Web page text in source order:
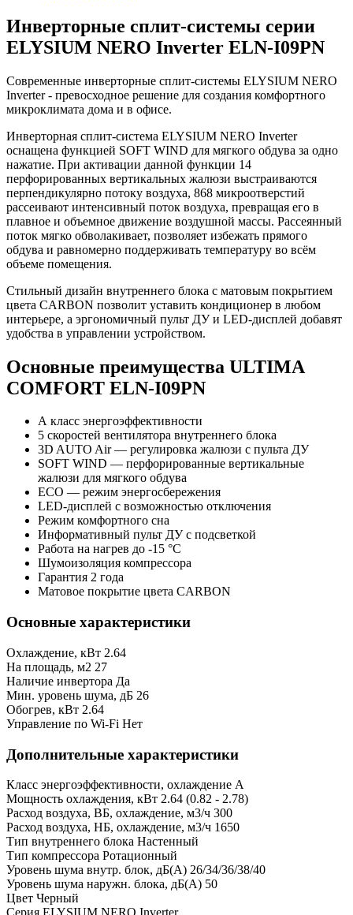
Инверторные сплит-системы серии
ELYSIUM NERO Inverter ELN-I09PN
Современные инверторные сплит-системы ELYSIUM NERO
Inverter - превосходное решение для создания комфортного
микроклимата дома и в офисе.
Инверторная сплит-система ELYSIUM NERO Inverter
оснащена функцией SOFT WIND для мягкого обдува за одно
нажатие. При активации данной функции 14
перфорированных вертикальных жалюзи выстраиваются
перпендикулярно потоку воздуха, 868 микроотверстий
рассеивают интенсивный поток воздуха, превращая его в
плавное и объемное движение воздушной массы. Рассеянный
поток мягко обволакивает, позволяет избежать прямого
обдува и равномерно поддерживать температуру во всём
объеме помещения.
Стильный дизайн внутреннего блока с матовым покрытием
цвета CARBON позволит уставить кондиционер в любом
интерьере, а эргономичный пульт ДУ и LED-дисплей добавят
удобства в управлении устройством.
Основные преимущества ULTIMA
COMFORT ELN-I09PN
А класс энергоэффективности
5 скоростей вентилятора внутреннего блока
3D AUTO Air — регулировка жалюзи с пульта ДУ
SOFT WIND — перфорированные вертикальные
жалюзи для мягкого обдува
ЕСО — режим энергосбережения
LED-дисплей с возможностью отключения
Режим комфортного сна
Информативный пульт ДУ с подсветкой
Работа на нагрев до -15 °С
Шумоизоляция компрессора
Гарантия 2 года
Матовое покрытие цвета CARBON
Основные характеристики
Охлаждение, кВт 2.64
На площадь, м2 27
Наличие инвертора Да
Мин. уровень шума, дБ 26
Обогрев, кВт 2.64
Управление по Wi-Fi Нет
Дополнительные характеристики
Класс энергоэффективности, охлаждение A
Мощность охлаждения, кВт 2.64 (0.82 - 2.78)
Расход воздуха, ВБ, охлаждение, м3/ч 300
Расход воздуха, НБ, охлаждение, м3/ч 1650
Тип внутреннего блока Настенный
Тип компрессора Ротационный
Уровень шума внутр. блок, дБ(А) 26/34/36/38/40
Уровень шума наружн. блока, дБ(А) 50
Цвет Черный